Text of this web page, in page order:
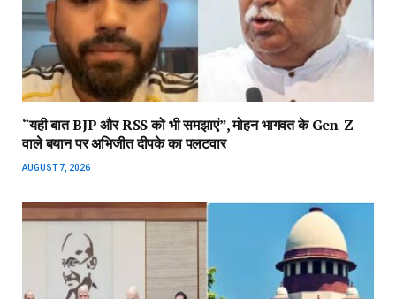
“यही बात BJP और RSS को भी समझाएं”, मोहन भागवत के Gen-Z
वाले बयान पर अभिजीत दीपके का पलटवार
AUGUST 7, 2026